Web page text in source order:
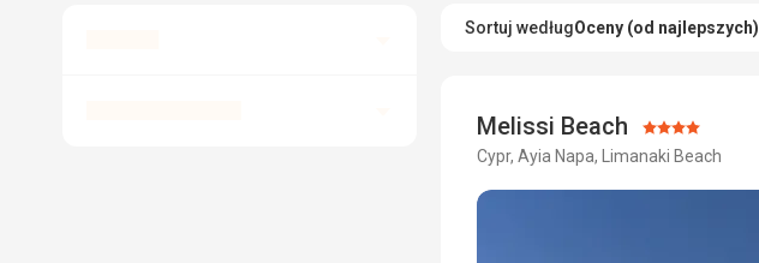
Sortuj wedługOceny (od najlepszych)
Melissi Beach Ocena:
4/5
Cypr, Ayia Napa, Limanaki Beach